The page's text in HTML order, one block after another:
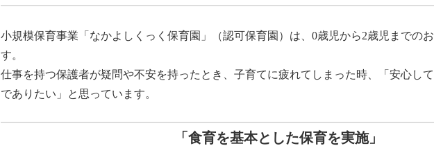
小規模保育事業「なかよしくっく保育園」（認可保育園）は、0歳児から2歳児までの
す。
仕事を持つ保護者が疑問や不安を持ったとき、子育てに疲れてしまった時、「安心し
でありたい」と思っています。
「食育を基本とした保育を実施」